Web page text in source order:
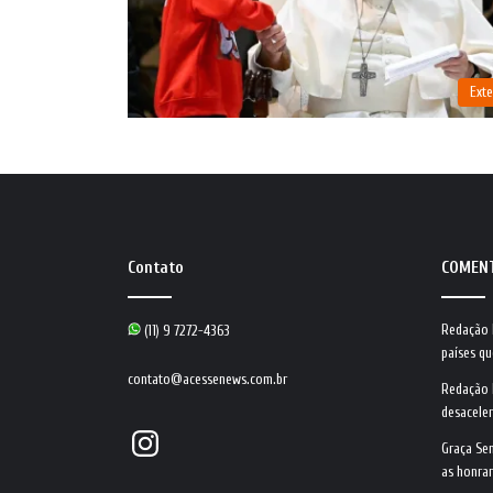
Contato
(11) 9 7272-4363
contato@acessenews.com.br
Instagram
Redação
países
Redação
Graça
as